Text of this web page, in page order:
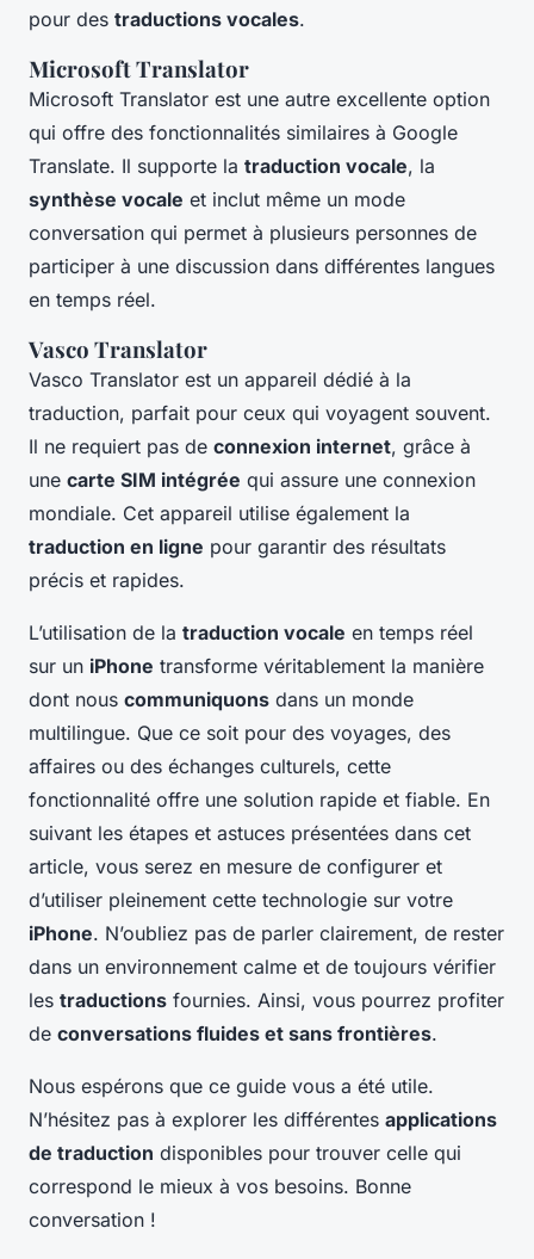
pour des traductions vocales.
Microsoft Translator
Microsoft Translator est une autre excellente option
qui offre des fonctionnalités similaires à Google
Translate. Il supporte la traduction vocale, la
synthèse vocale et inclut même un mode
conversation qui permet à plusieurs personnes de
participer à une discussion dans différentes langues
en temps réel.
Vasco Translator
Vasco Translator est un appareil dédié à la
traduction, parfait pour ceux qui voyagent souvent.
Il ne requiert pas de connexion internet, grâce à
une carte SIM intégrée qui assure une connexion
mondiale. Cet appareil utilise également la
traduction en ligne pour garantir des résultats
précis et rapides.
L’utilisation de la traduction vocale en temps réel
sur un iPhone transforme véritablement la manière
dont nous communiquons dans un monde
multilingue. Que ce soit pour des voyages, des
affaires ou des échanges culturels, cette
fonctionnalité offre une solution rapide et fiable. En
suivant les étapes et astuces présentées dans cet
article, vous serez en mesure de configurer et
d’utiliser pleinement cette technologie sur votre
iPhone. N’oubliez pas de parler clairement, de rester
dans un environnement calme et de toujours vérifier
les traductions fournies. Ainsi, vous pourrez profiter
de conversations fluides et sans frontières.
Nous espérons que ce guide vous a été utile.
N’hésitez pas à explorer les différentes applications
de traduction disponibles pour trouver celle qui
correspond le mieux à vos besoins. Bonne
conversation !